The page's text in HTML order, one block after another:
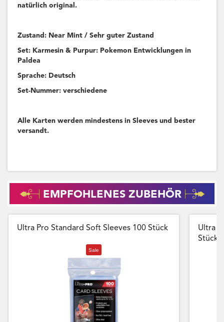
natürlich original.
Zustand: Near Mint / Sehr guter Zustand
Set: Karmesin & Purpur: Pokemon Entwicklungen in
Paldea
Sprache: Deutsch
Set-Nummer: verschiedene
Alle Karten werden mindestens in Sleeves und bester
versandt.
EMPFOHLENES ZUBEHÖR
Ultra Pro Standard Soft Sleeves 100 Stück
Sale
Ultra
Stück